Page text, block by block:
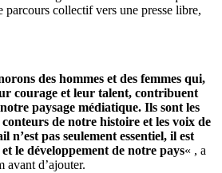
parcours collectif vers une presse libre,
des hommes et des femmes qui,
courage et leur talent, contribuent
paysage médiatique. Ils sont les
de notre histoire et les voix de
n’est pas seulement essentiel, il est
le développement de notre pays« , a
avant d’ajouter.